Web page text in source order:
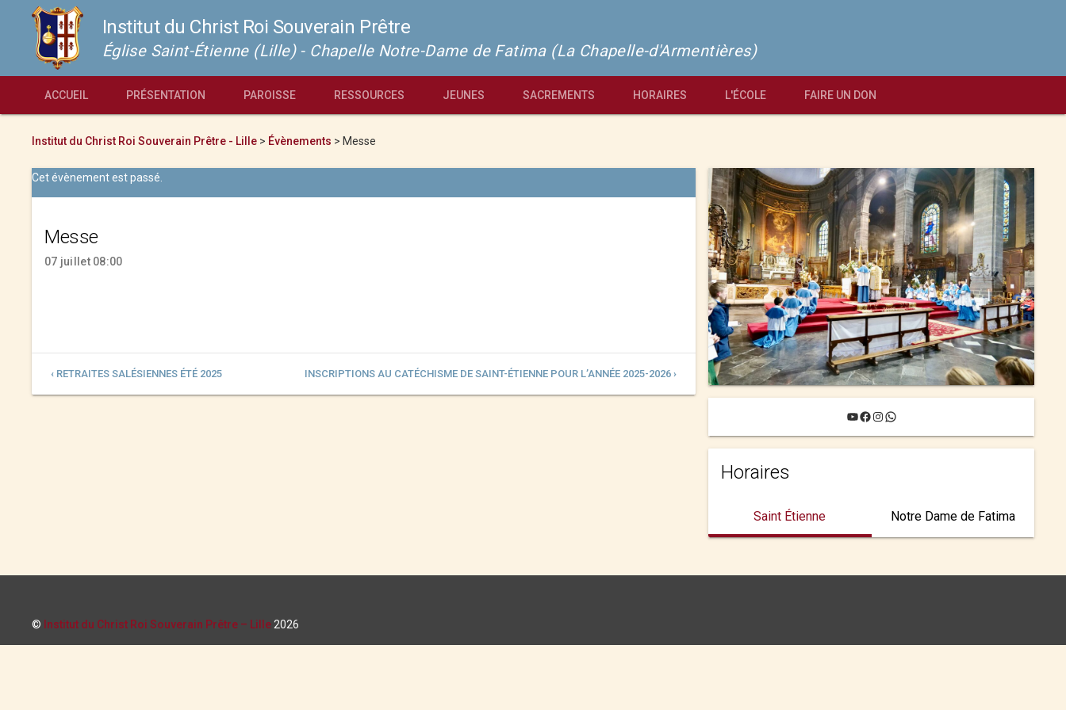
Institut du Christ Roi Souverain Prêtre
Église Saint-Étienne (Lille) - Chapelle Notre-Dame de Fatima (La Chapelle-d'Armentières)
ACCUEIL PRÉSENTATION PAROISSE RESSOURCES JEUNES SACREMENTS HORAIRES L'ÉCOLE FAIRE UN DON
Institut du Christ Roi Souverain Prêtre - Lille > Évènements > Messe
Cet évènement est passé.
Messe
07 juillet 08:00
‹ RETRAITES SALÉSIENNES ÉTÉ 2025 INSCRIPTIONS AU CATÉCHISME DE SAINT-ÉTIENNE POUR L’ANNÉE 2025-2026 ›
YouTube
Facebook
Instagram
WhatsApp
Horaires
Saint Étienne Notre Dame de Fatima
© Institut du Christ Roi Souverain Prêtre – Lille 2026